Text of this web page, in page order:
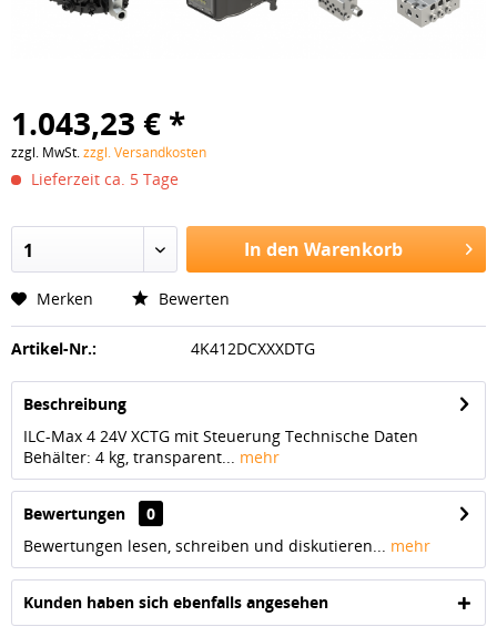
1.043,23 € *
zzgl. MwSt.zzgl. Versandkosten
Lieferzeit ca. 5 Tage
1 In den Warenkorb
Merken Bewerten
Artikel-Nr.: 4K412DCXXXDTG
Beschreibung
ILC-Max 4 24V XCTG mit Steuerung Technische Daten
Behälter: 4 kg, transparent... mehr
Bewertungen
0
Bewertungen lesen, schreiben und diskutieren... mehr
Kunden haben sich ebenfalls angesehen